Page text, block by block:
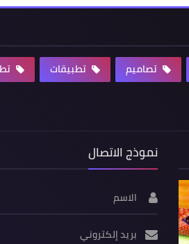
تصاميم تطبيقات
نموذج الاتصال
الاسم
بريد إلكتروني